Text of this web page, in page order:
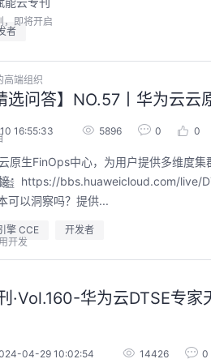
，即将开启
高端组织
益
开发
者
选问答】NO.57丨华为云
16:55:33 5896 0 0
原生FinOps中心，为用户提供多维度
：https://bbs.huaweicloud.com/live/
可以洞察吗？提供...
擎 CCE 开发者
·Vol.160-华为云DTSE专
04-29 10:02:54 14426 0